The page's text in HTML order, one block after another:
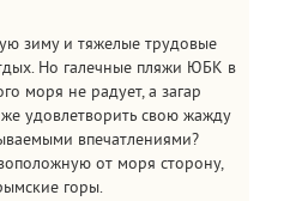
зиму и тяжелые трудовые
Но галечные пляжи ЮБК в
моря не радует, а загар
удовлетворить свою жажду
впечатлениями?
от моря сторону,
горы.